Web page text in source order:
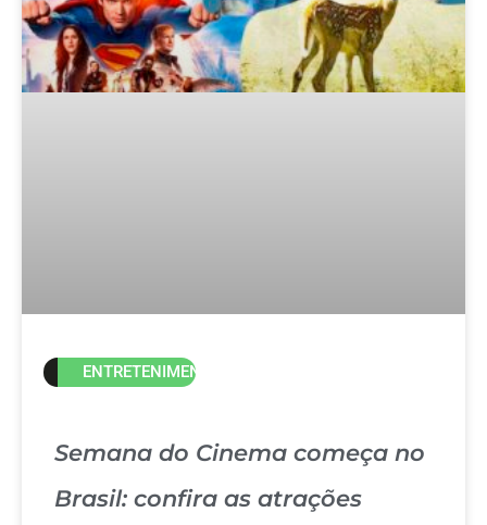
ENTRETENIMENTO
Semana do Cinema começa no
Brasil: confira as atrações